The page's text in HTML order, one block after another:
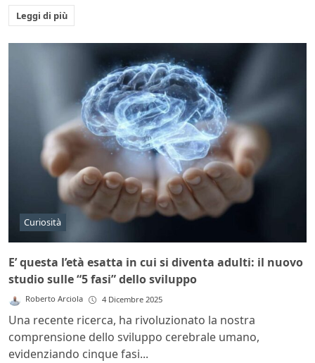
Leggi di più
Curiosità
E’ questa l’età esatta in cui si diventa adulti: il nuovo
studio sulle “5 fasi” dello sviluppo
Roberto Arciola 4 Dicembre 2025
Una recente ricerca, ha rivoluzionato la nostra
comprensione dello sviluppo cerebrale umano,
evidenziando cinque fasi...